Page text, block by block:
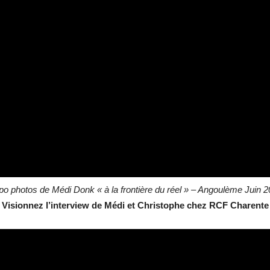
photos de Médi Donk « à la frontière du réel » – Angoulème Juin
Visionnez l’interview de Médi et Christophe chez RCF Charente